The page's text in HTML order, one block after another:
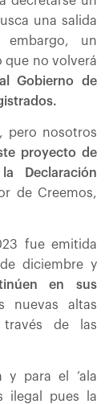
una salida
embargo, un
que no volverá
Gobierno de
pero nosotros
proyecto de
Declaración
de Creemos,
fue emitida
diciembre y
en sus
nuevas altas
de las
y para el ‘ala
ilegal pues la